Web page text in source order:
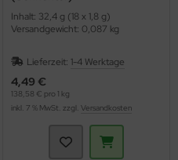
Inhalt: 32,4 g (18 x 1,8 g)
Versandgewicht: 0,087 kg
Lieferzeit: 1-4 Werktage
4,49 €
138,58 € pro 1 kg
inkl. 7 % MwSt. zzgl. Versandkosten